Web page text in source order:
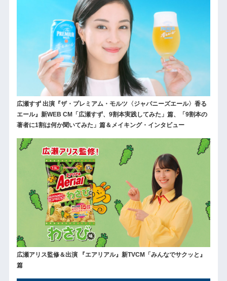
広瀬すず 出演『ザ・プレミアム・モルツ〈ジャパニーズエール〉香る
エール』新WEB CM「広瀬すず、9割本実践してみた」篇、「9割本の
著者に1割は何か聞いてみた」篇＆メイキング・インタビュー
広瀬アリス監修＆出演 『エアリアル』新TVCM「みんなでサクッと』
篇